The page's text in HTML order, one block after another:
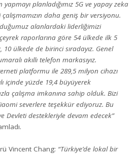
planladığımız 5G ve yapay zeka
daha geniş bir versiyonu.
alanlardaki liderliğimizi
raporlarına göre 54 ülkede ilk 5
ülkede de birinci sıradayız. Genel
akıllı telefon markasıyız.
platformu ile 289,5 milyon cihazı
içinde yüzde 19,4 büyüyerek
çalışma imkanına sahip olduk. Bizi
severlere teşekkür ediyoruz. Bu
Devleti destekleriyle devam edecek”
Vincent Chang: “Türkiye’de lokal bir